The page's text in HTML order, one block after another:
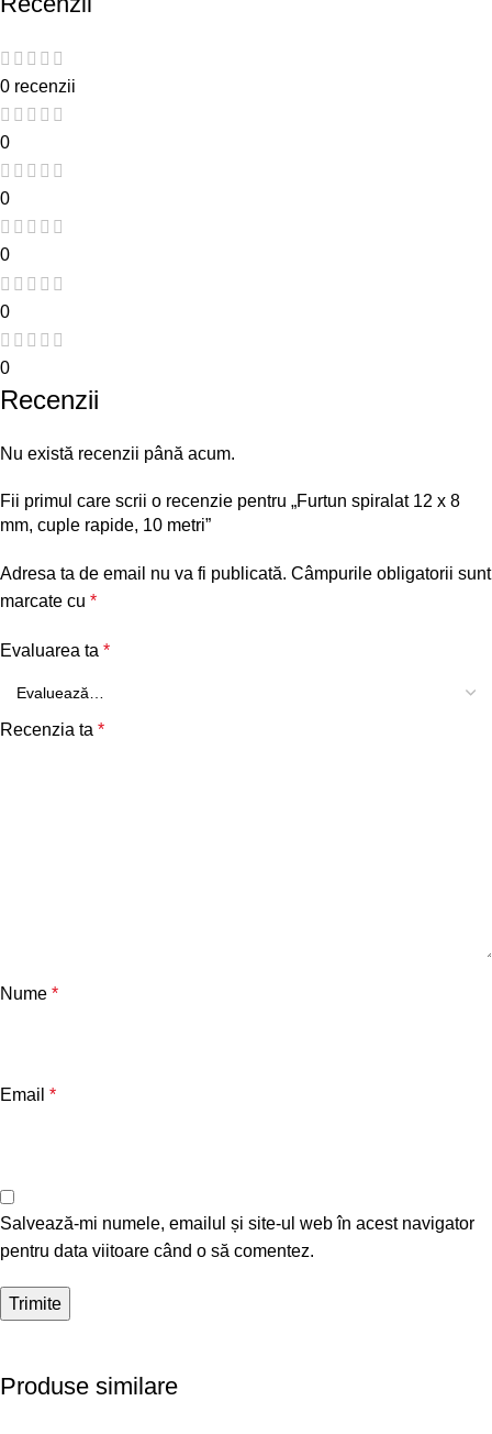
0 recenzii
0
0
0
0
0
Recenzii
Nu există recenzii până acum.
Fii primul care scrii o recenzie pentru „Furtun spiralat 12 x 8
mm, cuple rapide, 10 metri”
Adresa ta de email nu va fi publicată. Câmpurile obligatorii sunt
marcate cu *
Evaluarea ta *
Recenzia ta *
Nume *
Email *
Salvează-mi numele, emailul și site-ul web în acest navigator
pentru data viitoare când o să comentez.
Produse similare